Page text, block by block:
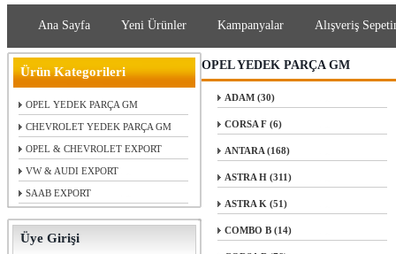
Ana Sayfa Yeni Ürünler Kampanyalar Alışveriş
Ürün Kategorileri
OPEL YEDEK PARÇA GM
CHEVROLET YEDEK PARÇA GM
OPEL & CHEVROLET EXPORT
VW & AUDI EXPORT
SAAB EXPORT
Üye Girişi
OPEL YEDEK PARÇA GM
ADAM (30)
CORSA F (6)
ANTARA (168)
ASTRA H (311)
ASTRA K (51)
COMBO B (14)